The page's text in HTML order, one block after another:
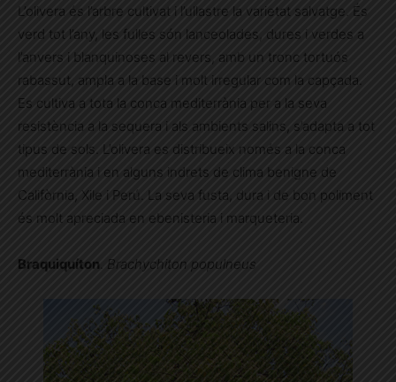
L’olivera és l’arbre cultivat i l’ullastre la varietat salvatge. És
verd tot l’any, les fulles són lanceolades, dures i verdes a
l’anvers i blanquinoses al revers, amb un tronc tortuós
rabassut, ampla a la base i molt irregular com la capçada.
Es cultiva a tota la conca mediterrània per a la seva
resistència a la sequera i als ambients salins, s’adapta a tot
tipus de sols. L’olivera es distribueix només a la conca
mediterrània i en alguns indrets de clima benigne de
Califòrnia, Xile i Perú. La seva fusta, dura i de bon poliment
és molt apreciada en ebenisteria i marqueteria.
Braquiquíton. Brachychiton populneus